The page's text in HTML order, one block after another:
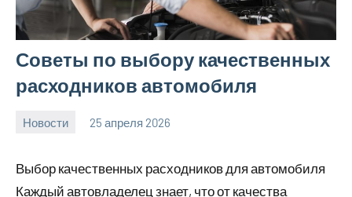
Советы по выбору качественных
расходников автомобиля
Новости 25 апреля 2026
Выбор качественных расходников для автомобиля
Каждый автовладелец знает, что от качества